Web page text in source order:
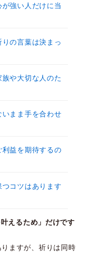
強い人だけに当
の言葉は決まっ
や大切な人のた
まま手を合わせ
益を期待するの
コツはあります
えるため」だけです
ますが、祈りは同時